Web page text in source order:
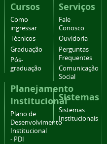
Cursos
Como
ingressar
Técnicos
Graduação
Pós-
graduação
Planejamento
Institucional
Plano de
Desenvolvimento
Institucional
- PDI
Serviços
Fale
Conosco
Ouvidoria
Perguntas
Frequentes
Comunicação
Social
Sistemas
Sistemas
Institucionais